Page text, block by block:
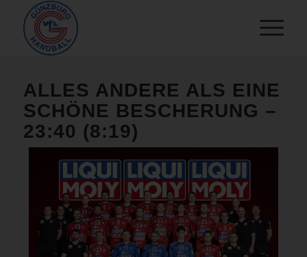
ALLES ANDERE ALS EINE
SCHÖNE BESCHERUNG –
23:40 (8:19)